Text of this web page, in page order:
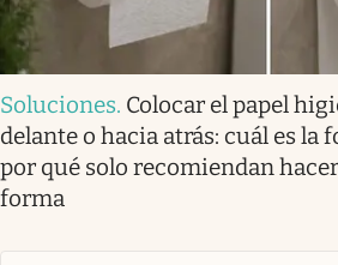
Soluciones. Colocar el papel
delante o hacia atrás: cuál es la
por qué solo recomiendan
forma